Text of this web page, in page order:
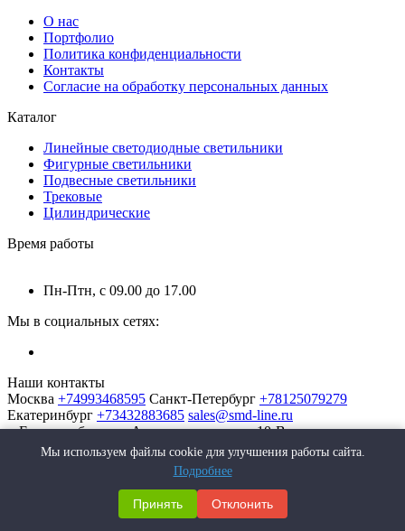
О нас
Портфолио
Политика конфиденциальности
Контакты
Согласие на обработку персональных данных
Каталог
Линейные светодиодные светильники
Фигурные светильники
Подвесные светильники
Трековые
Цилиндрические
Время работы
Пн-Птн, с 09.00 до 17.00
Мы в социальных сетях:
Наши контакты
Москва +74993468595 Санкт-Петербург +78125079279
Екатеринбург +73432883685 sales@smd-line.ru
г. Екатеринбург, ул. Автомагистральная 10-В
SMD-Line | Фабрика интерьерных светильников © 2026
Мы используем файлы cookie для улучшения работы сайта.
Подробнее
Принять Отклонить